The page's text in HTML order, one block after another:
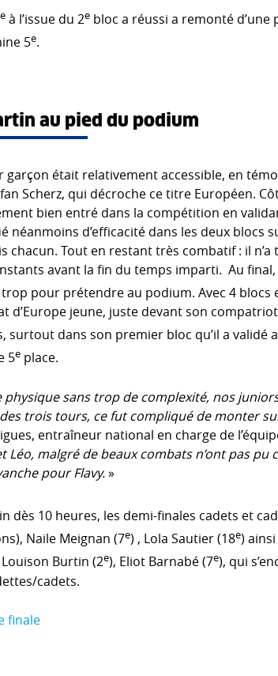
e à l’issue du 2e bloc a réussi a remonté
5e.
au pied du podium
garçon était relativement accessible, en
Scherz, qui décroche ce titre Européen.
bien entré dans la compétition en
néanmoins d’efficacité dans les deux blocs
chacun. Tout en restant très combatif : il
avant la fin du temps imparti. Au
pour prétendre au podium. Avec 4 blocs
d’Europe jeune, juste devant son
surtout dans son premier bloc qu’il a validé
5e place.
physique sans trop de complexité, nos
trois tours, ce fut compliqué de monter
entraîneur national en charge de
Léo, malgré de beaux combats n’ont pas pu
pour Flavy.»
dès 10 heures, les demi-finales cadets et
Naile Meignan (7e) , Lola Sautier (18e)
Burtin (2e), Eliot Barnabé (7e), qui
cadets.
finale